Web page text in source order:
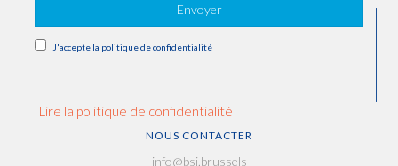
Envoyer
J'accepte la politique de confidentialité
Lire la politique de confidentialité
NOUS CONTACTER
info@bsi.brussels